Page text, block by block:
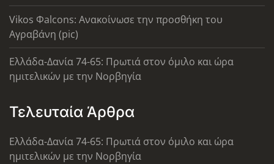
Vikos Φalcons: Ανακοίνωσε την προσθήκη του
Αγραβάνη (pic)
Ελλάδα-Δανία 74-65: Πρωτιά στον όμιλο και ώρα
ημιτελικών με την Νορβηγία
Τελευταία Άρθρα
Ελλάδα-Δανία 74-65: Πρωτιά στον όμιλο και ώρα
ημιτελικών με την Νορβηγία